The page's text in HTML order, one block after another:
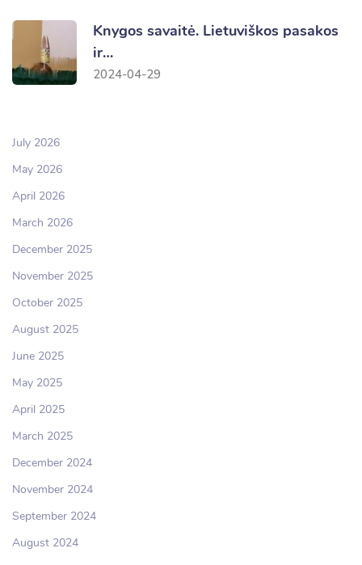
Knygos savaitė. Lietuviškos pasakos
ir…
2024-04-29
July 2026
May 2026
April 2026
March 2026
December 2025
November 2025
October 2025
August 2025
June 2025
May 2025
April 2025
March 2025
December 2024
November 2024
September 2024
August 2024